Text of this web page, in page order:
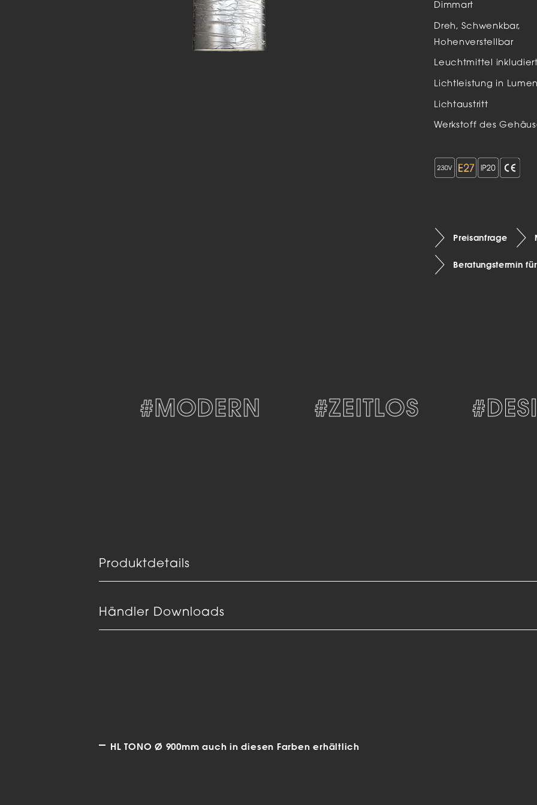
LED
Dimmart
Dreh, Schwenkbar,
Hohenverstellbar
Leuchtmittel inkludiert
Lichtleistung in Lumen
Lichtaustritt
Werkstoff des
Preisanfrage
Beratungstermin
#MODERN #ZEITLOS
Produktdetails
Händler Downloads
HL TONO Ø 900mm auch in diesen Farben erhältlich